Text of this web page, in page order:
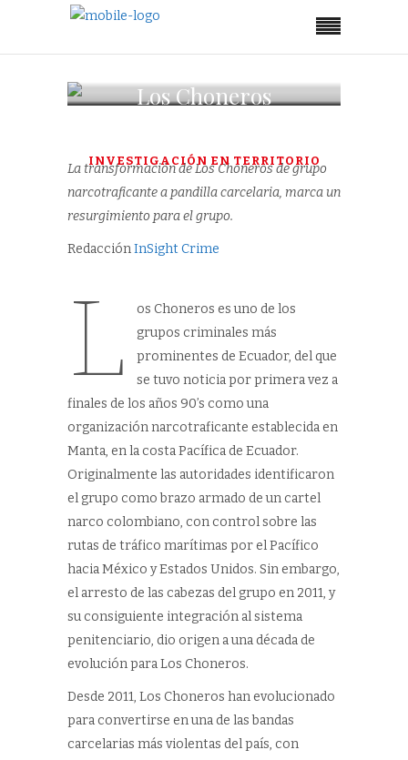
Los Choneros
INVESTIGACIÓN EN TERRITORIO
La transformación de Los Choneros de grupo
narcotraficante a pandilla carcelaria, marca un
resurgimiento para el grupo.
RedacciónInSight Crime
L
os Choneros es uno de los
grupos criminales más
prominentes de Ecuador, del que
se tuvo noticia por primera vez a
finales de los años 90’s como una
organización narcotraficante establecida en
Manta, en la costa Pacífica de Ecuador.
Originalmente las autoridades identificaron
el grupo como brazo armado de un cartel
narco colombiano, con control sobre las
rutas de tráfico marítimas por el Pacífico
hacia México y Estados Unidos. Sin embargo,
el arresto de las cabezas del grupo en 2011, y
su consiguiente integración al sistema
penitenciario, dio origen a una década de
evolución para Los Choneros.
Desde 2011, Los Choneros han evolucionado
para convertirse en una de las bandas
carcelarias más violentas del país, con